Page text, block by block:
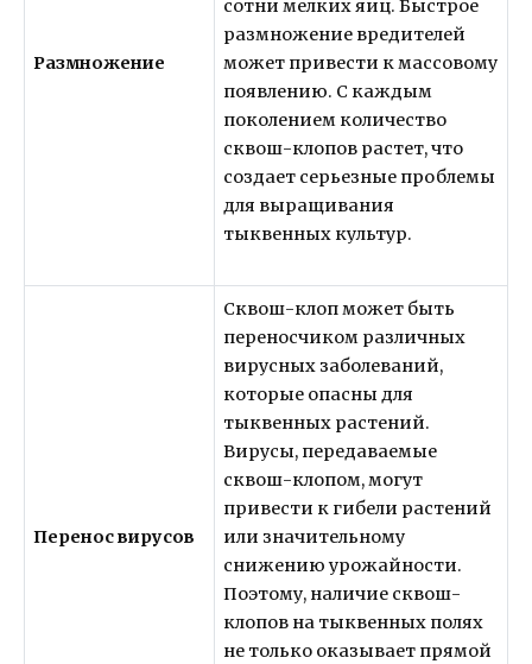
Размножение
сотни мелких яиц. Быстрое
размножение вредителей
может привести к массовому
появлению. С каждым
поколением количество
сквош-клопов растет, что
создает серьезные проблемы
для выращивания
тыквенных культур.
Перенос вирусов
Сквош-клоп может быть
переносчиком различных
вирусных заболеваний,
которые опасны для
тыквенных растений.
Вирусы, передаваемые
сквош-клопом, могут
привести к гибели растений
или значительному
снижению урожайности.
Поэтому, наличие сквош-
клопов на тыквенных полях
не только оказывает прямой